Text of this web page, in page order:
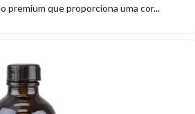
premium que proporciona uma cor...